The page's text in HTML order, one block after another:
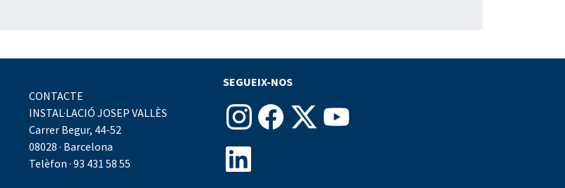
CONTACTE
INSTAL·LACIÓ JOSEP VALLÈS
Carrer Begur, 44-52
08028 · Barcelona
Telèfon · 93 431 58 55
SEGUEIX-NOS